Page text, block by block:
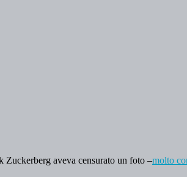
Zuckerberg aveva censurato un foto –molto